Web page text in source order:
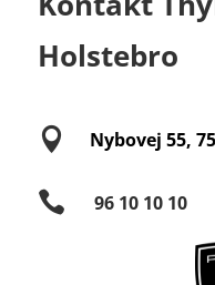
Holstebro
 Nybovej 55,
 96 10 10 10